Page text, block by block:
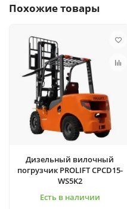
Похожие товары
Дизельный вилочный
погрузчик PROLIFT CPCD15-
WS5K2
Есть в наличии